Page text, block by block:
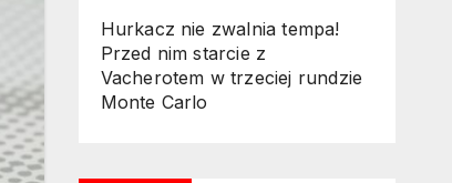
Hurkacz nie zwalnia tempa!
Przed nim starcie z
Vacherotem w trzeciej rundzie
Monte Carlo